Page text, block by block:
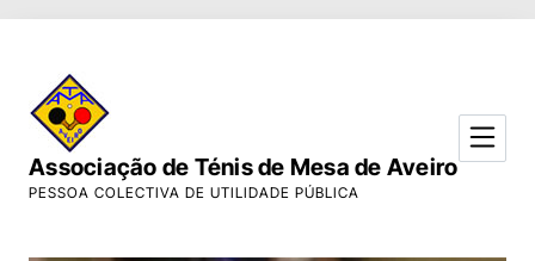
Associação de Ténis de Mesa de Aveiro
PESSOA COLECTIVA DE UTILIDADE PÚBLICA